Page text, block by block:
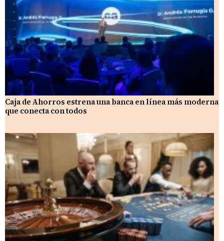
Caja de Ahorros estrena una banca en línea más moderna
que conecta con todos